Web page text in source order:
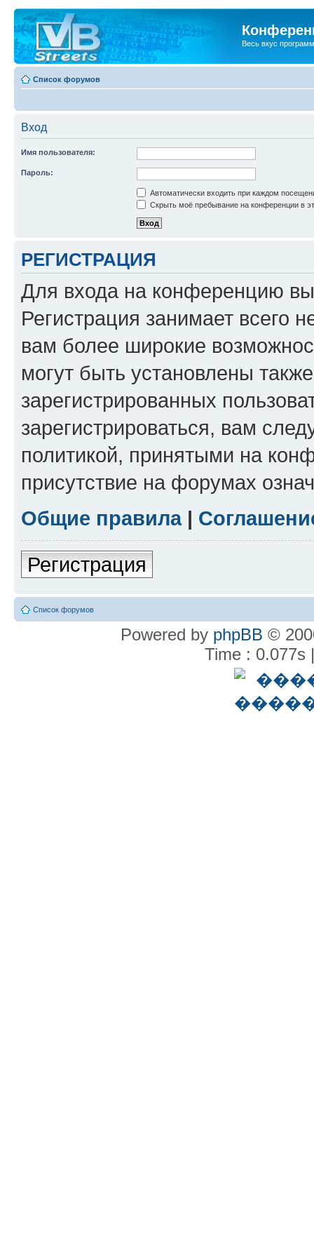
Весь вкус
Список форумов
Вход
Имя пользователя:
Пароль:
Автоматически входить при каждом
Скрыть моё пребывание на конференции в
РЕГИСТРАЦИЯ
Для входа на конференцию
Регистрация занимает всего
вам более широкие
могут быть установлены
зарегистрированных
зарегистрироваться, вам
политикой, принятыми на
присутствие на форумах
Общие правила|
Регистрация
Список форумов
Powered by phpBB ©
Time : 0.077s